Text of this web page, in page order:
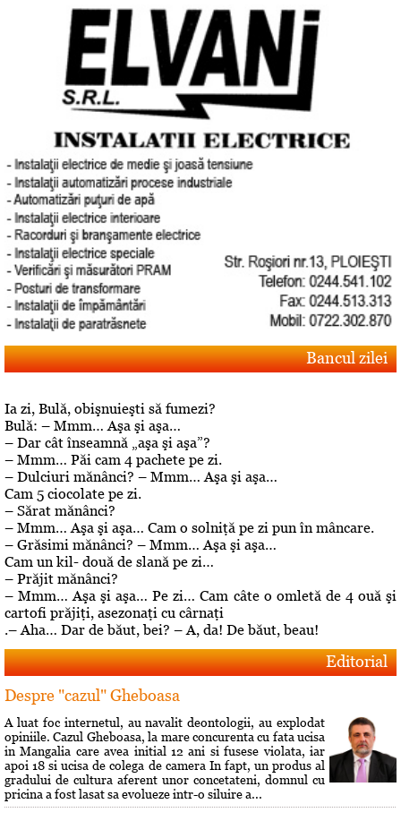
Bancul zilei
Ia zi, Bulă, obişnuieşti să fumezi?
Bulă: – Mmm… Aşa şi aşa…
– Dar cât înseamnă „aşa şi aşa”?
– Mmm… Păi cam 4 pachete pe zi.
– Dulciuri mănânci? – Mmm… Aşa şi aşa…
Cam 5 ciocolate pe zi.
– Sărat mănânci?
– Mmm… Aşa şi aşa… Cam o solniţă pe zi pun în mâncare.
– Grăsimi mănânci? – Mmm… Aşa şi aşa…
Cam un kil- două de slană pe zi…
– Prăjit mănânci?
– Mmm… Aşa şi aşa… Pe zi… Cam câte o omletă de 4 ouă şi
cartofi prăjiţi, asezonaţi cu cârnaţi
.– Aha… Dar de băut, bei? – A, da! De băut, beau!
Editorial
Despre "cazul" Gheboasa
A luat foc internetul, au navalit deontologii, au explodat
opiniile. Cazul Gheboasa, la mare concurenta cu fata ucisa
in Mangalia care avea initial 12 ani si fusese violata, iar
apoi 18 si ucisa de colega de camera In fapt, un produs al
gradului de cultura aferent unor concetateni, domnul cu
pricina a fost lasat sa evolueze intr-o siluire a...